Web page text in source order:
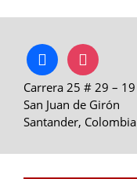
facebookinstagram
Carrera 25 # 29 – 19
San Juan de Girón
Santander, Colombia